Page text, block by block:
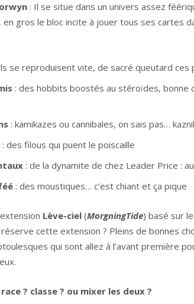
: Il se situe dans un univers assez
en gros le bloc incite à jouer tous ses cartes
se reproduisent vite, de sacré queutard
: des hobbits boostés au stéroïdes, bonne
: kamikazes ou cannibales, on sais pas…
: des filous qui puent le poiscaille
: de la dynamite de chez Leader Price :
: des moustiques… c’est chiant et ça pique
Lève-ciel (MorgningTide) basé sur
cette extension ? Pleins de bonnes
qui sont allez à l’avant première
? classe ? ou mixer les deux ?